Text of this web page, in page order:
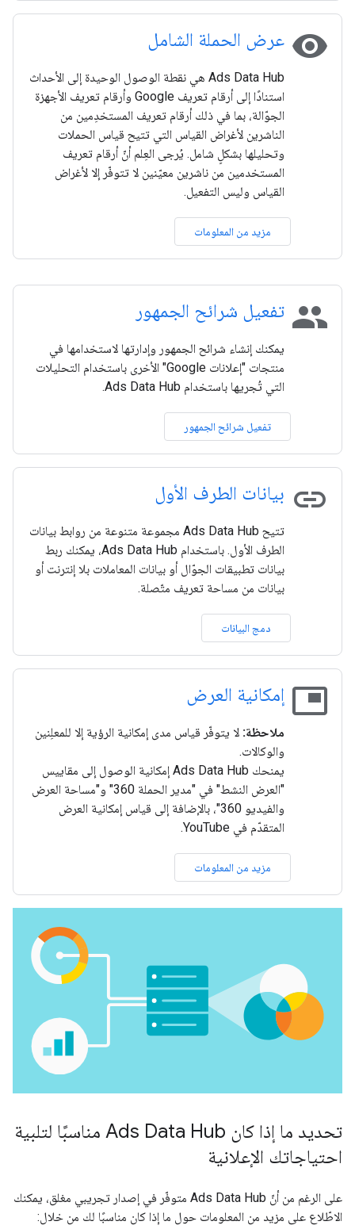
visibility عرض الحملة الشامل
Ads Data Hub هي نقطة الوصول الوحيدة إلى الأحداث
استنادًا إلى أرقام تعريف Google وأرقام تعريف الأجهزة
الجوّالة، بما في ذلك أرقام تعريف المستخدِمين من
الناشرين لأغراض القياس التي تتيح قياس الحملات
وتحليلها بشكلٍ شامل. يُرجى العِلم أنّ أرقام تعريف
المستخدمين من ناشرين معيّنين لا تتوفّر إلا لأغراض
القياس وليس التفعيل.
مزيد من المعلومات
people تفعيل شرائح الجمهور
يمكنك إنشاء شرائح الجمهور وإدارتها لاستخدامها في
منتجات "إعلانات Google" الأخرى باستخدام التحليلات
التي تُجريها باستخدام Ads Data Hub.
تفعيل شرائح الجمهور
link بيانات الطرف الأول
تتيح Ads Data Hub مجموعة متنوعة من روابط بيانات
الطرف الأول. باستخدام Ads Data Hub، يمكنك ربط
بيانات تطبيقات الجوّال أو بيانات المعاملات بلا إنترنت أو
بيانات من مساحة تعريف متّصلة.
دمج البيانات
picture_in_picture إمكانية العرض
ملاحظة: لا يتوفّر قياس مدى إمكانية الرؤية إلا للمعلِنين
والوكالات.
يمنحك Ads Data Hub إمكانية الوصول إلى مقاييس
"العرض النشط" في "مدير الحملة 360" و"مساحة العرض
والفيديو 360"، بالإضافة إلى قياس إمكانية العرض
المتقدّم في YouTube.
مزيد من المعلومات
تحديد ما إذا كان Ads Data Hub مناسبًا لتلبية
احتياجاتك الإعلانية
على الرغم من أنّ Ads Data Hub متوفّر في إصدار تجريبي مغلق، يمكنك
الاطّلاع على مزيد من المعلومات حول ما إذا كان مناسبًا لك من خلال: